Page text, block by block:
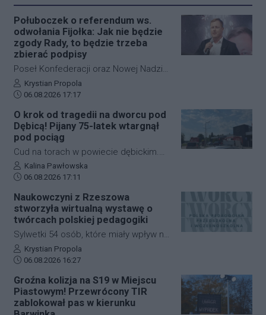
Połuboczek o referendum ws.
odwołania Fijołka: Jak nie będzie
zgody Rady, to będzie trzeba
zbierać podpisy
Poseł Konfederacji oraz Nowej Nadziei,
Michał Połuboczek, deklaruje
gotowość do zaangażowania się w
przeprowadzenia referendum w
sprawie odwołania prezydenta
Rzeszowa, Konrada Fijołka. W
programie "Cogito… u Raczyńskiej" na
antenie wPolsce24 ocenił, że jeśli
Miasta, możliwe będzie rozpoczęcie
zbiórki podpisów wśród mieszkańców.
Autor artykułu:
Krystian Propola
Data dodania artykułu:
06.08.2026 17:17
O krok od tragedii na dworcu pod
Dębicą! Pijany 75-latek wtargnął
pod pociąg
Cud na torach w powiecie dębickim.
Pijany 75-letni mężczyzna wtargnął pod
nadjeżdżający pociąg na dworcu PKP w
dramatycznie, senior wyszedł z niego
bez poważniejszych obrażeń. Skutkiem
incydentu były jednak spore utrudnienia
na kolei, ruch pociągów zablokowano
na niemal godzinę.
Autor artykułu:
Kalina Pawłowska
Data dodania artykułu:
06.08.2026 17:11
Naukowczyni z Rzeszowa
stworzyła wirtualną wystawę o
twórcach polskiej pedagogiki
Sylwetki 54 osób, które miały wpływ na
rozwój polskiej edukacji przedszkolnej i
wczesnoszkolnej, można poznać dzięki
nowej wystawie internetowej. Autorką
projektu "Polska pedagogika
przedszkolna i wczesnoszkolna i jej
twórcy" jest dr Mariola Kinal z Instytutu
Autor artykułu:
Krystian Propola
Data dodania artykułu:
06.08.2026 16:27
Groźna kolizja na S19 w Miejscu
Piastowym! Przewrócony TIR
zablokował pas w kierunku